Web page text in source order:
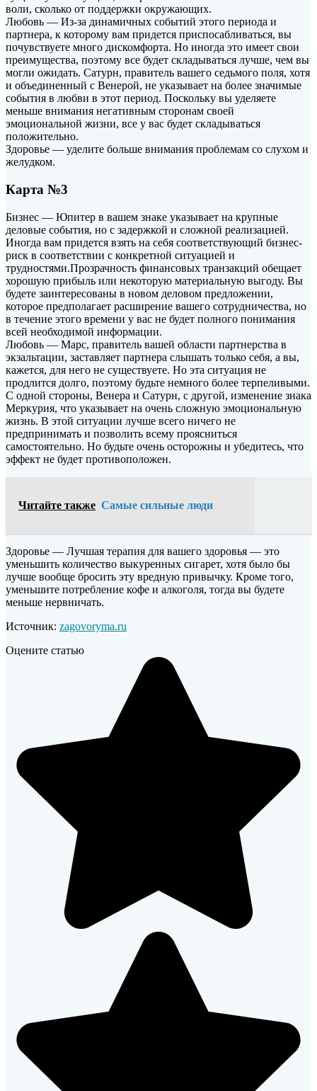
воли, сколько от поддержки окружающих.
Любовь — Из-за динамичных событий этого периода и
партнера, к которому вам придется приспосабливаться, вы
почувствуете много дискомфорта. Но иногда это имеет свои
преимущества, поэтому все будет складываться лучше, чем вы
могли ожидать. Сатурн, правитель вашего седьмого поля, хотя
и объединенный с Венерой, не указывает на более значимые
события в любви в этот период. Поскольку вы уделяете
меньше внимания негативным сторонам своей
эмоциональной жизни, все у вас будет складываться
положительно.
Здоровье — уделите больше внимания проблемам со слухом и
желудком.
Карта №3
Бизнес — Юпитер в вашем знаке указывает на крупные
деловые события, но с задержкой и сложной реализацией.
Иногда вам придется взять на себя соответствующий бизнес-
риск в соответствии с конкретной ситуацией и
трудностями.Прозрачность финансовых транзакций обещает
хорошую прибыль или некоторую материальную выгоду. Вы
будете заинтересованы в новом деловом предложении,
которое предполагает расширение вашего сотрудничества, но
в течение этого времени у вас не будет полного понимания
всей необходимой информации.
Любовь — Марс, правитель вашей области партнерства в
экзальтации, заставляет партнера слышать только себя, а вы,
кажется, для него не существуете. Но эта ситуация не
продлится долго, поэтому будьте немного более терпеливыми.
С одной стороны, Венера и Сатурн, с другой, изменение знака
Меркурия, что указывает на очень сложную эмоциональную
жизнь. В этой ситуации лучше всего ничего не
предпринимать и позволить всему проясниться
самостоятельно. Но будьте очень осторожны и убедитесь, что
эффект не будет противоположен.
Читайте также Самые сильные люди
Здоровье — Лучшая терапия для вашего здоровья — это
уменьшить количество выкуренных сигарет, хотя было бы
лучше вообще бросить эту вредную привычку. Кроме того,
уменьшите потребление кофе и алкоголя, тогда вы будете
меньше нервничать.
Источник: zagovoryma.ru
Оцените статью